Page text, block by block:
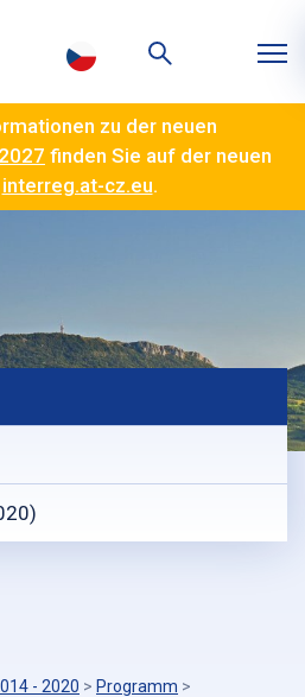
zu der neuen
finden Sie auf der neuen
interreg.at-cz.eu.
- 2020 > Programm >